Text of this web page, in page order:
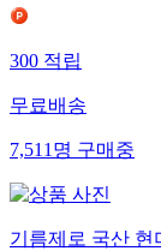
300 적립
무료배송
7,511 명 구매중
기름제로 국산 현